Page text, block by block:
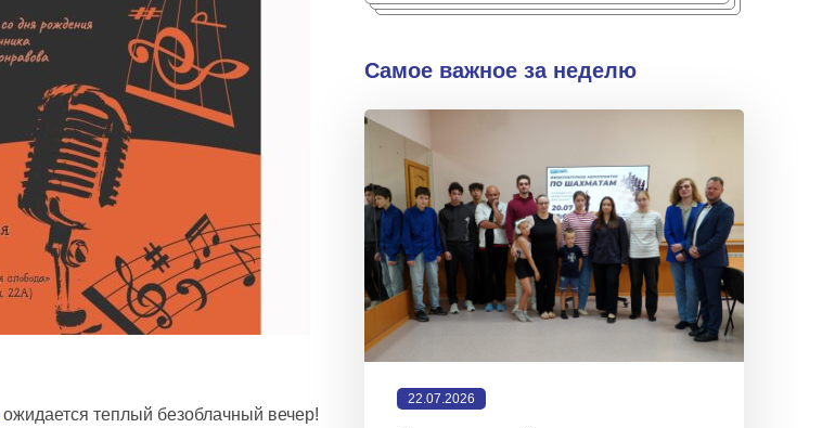
ожидается теплый безоблачный вечер!
Самое важное за неделю
22.07.2026